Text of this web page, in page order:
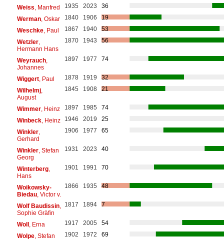
Weiss , Manfred 1935 2023
36
Werman, Oskar 1840 1906
19
Weschke, Paul 1867 1940
53
Wetzler,
Hermann Hans
1870 1943 56
Weyrauch,
Johannes
1897 1977 74
Wiggert, Paul 1878 1919
32
Wilhelmj,
August
1845 1908 21
Wimmer, Heinz 1897 1985
74
Winbeck, Heinz 1946 2019
25
Winkler,
Gerhard
1906 1977 65
Winkler, Stefan
Georg
1931 2023 40
Winterberg,
Hans
1901 1991 70
Woikowsky-
Biedau, Victor v.
1866 1935 48
Wolf Baudissin,
Sophie Gräfin
1817 1894 7
Woll, Erna 1917 2005
54
Wolpe, Stefan 1902 1972
69